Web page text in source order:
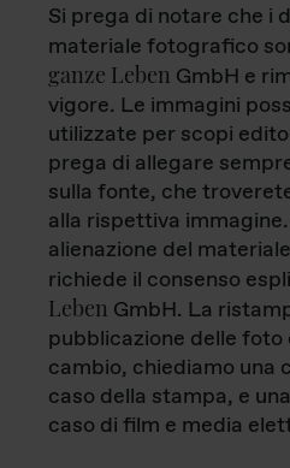
Si prega di notare che i
materiale fotografico
ganze Leben GmbH e
vigore. Le immagini
utilizzate per scopi
prega di allegare
sulla fonte, che
alla rispettiva
alienazione del
richiede il consenso
Leben GmbH. La
pubblicazione delle foto
cambio, chiediamo una
caso della stampa, e
caso di film e media